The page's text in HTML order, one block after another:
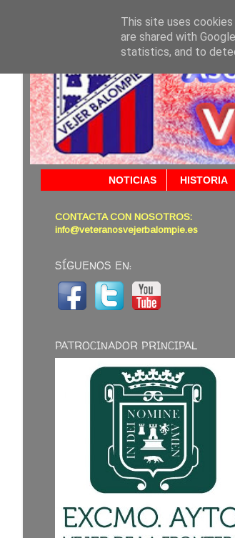
NOTICIAS HISTORIA
CONTACTA CON NOSOTROS:
info@veteranosvejerbalompie.es
SÍGUENOS EN:
PATROCINADOR PRINCIPAL
This site uses
are shared with
statistics, and to